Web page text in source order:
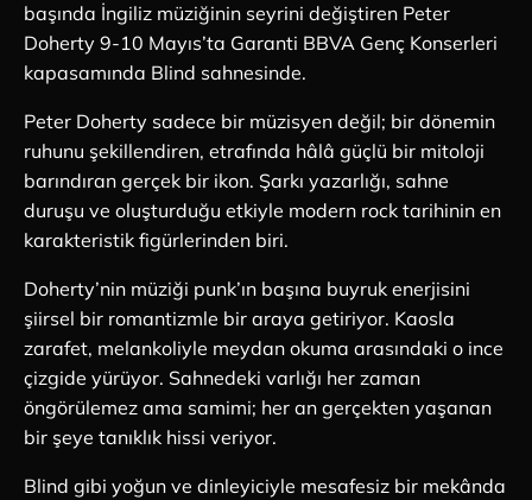
başında İngiliz müziğinin seyrini değiştiren Peter
Doherty 9-10 Mayıs’ta Garanti BBVA Genç Konserleri
kapasamında Blind sahnesinde.
Peter Doherty sadece bir müzisyen değil; bir dönemin
ruhunu şekillendiren, etrafında hâlâ güçlü bir mitoloji
barındıran gerçek bir ikon. Şarkı yazarlığı, sahne
duruşu ve oluşturduğu etkiyle modern rock tarihinin en
karakteristik figürlerinden biri.
Doherty’nin müziği punk’ın başına buyruk enerjisini
şiirsel bir romantizmle bir araya getiriyor. Kaosla
zarafet, melankoliyle meydan okuma arasındaki o ince
çizgide yürüyor. Sahnedeki varlığı her zaman
öngörülemez ama samimi; her an gerçekten yaşanan
bir şeye tanıklık hissi veriyor.
Blind gibi yoğun ve dinleyiciyle mesafesiz bir mekânda